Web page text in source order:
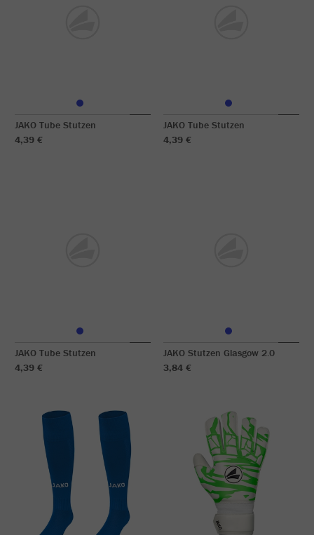
JAKO Tube Stutzen
4,39 €
JAKO Tube Stutzen
4,39 €
JAKO Tube Stutzen
4,39 €
JAKO Stutzen Glasgow 2.0
3,84 €